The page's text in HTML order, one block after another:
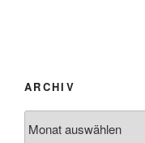
ARCHIV